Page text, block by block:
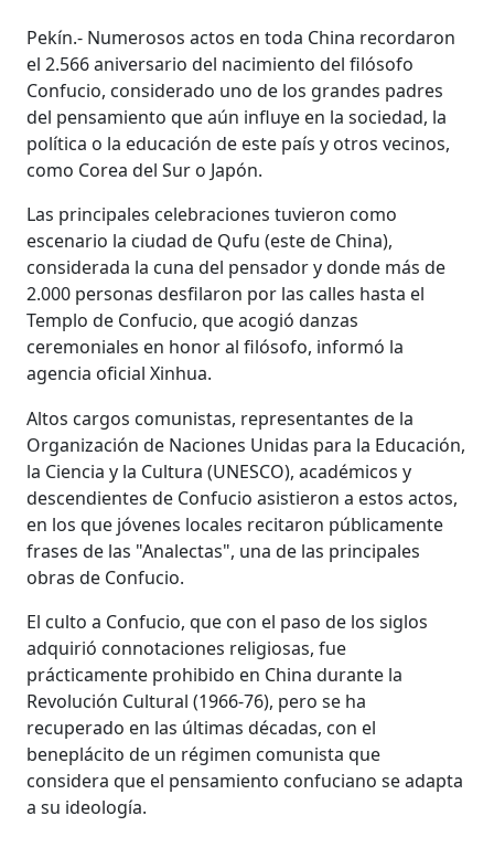
Pekín.- Numerosos actos en toda China recordaron
el 2.566 aniversario del nacimiento del filósofo
Confucio, considerado uno de los grandes padres
del pensamiento que aún influye en la sociedad, la
política o la educación de este país y otros vecinos,
como Corea del Sur o Japón.
Las principales celebraciones tuvieron como
escenario la ciudad de Qufu (este de China),
considerada la cuna del pensador y donde más de
2.000 personas desfilaron por las calles hasta el
Templo de Confucio, que acogió danzas
ceremoniales en honor al filósofo, informó la
agencia oficial Xinhua.
Altos cargos comunistas, representantes de la
Organización de Naciones Unidas para la Educación,
la Ciencia y la Cultura (UNESCO), académicos y
descendientes de Confucio asistieron a estos actos,
en los que jóvenes locales recitaron públicamente
frases de las "Analectas", una de las principales
obras de Confucio.
El culto a Confucio, que con el paso de los siglos
adquirió connotaciones religiosas, fue
prácticamente prohibido en China durante la
Revolución Cultural (1966-76), pero se ha
recuperado en las últimas décadas, con el
beneplácito de un régimen comunista que
considera que el pensamiento confuciano se adapta
a su ideología.